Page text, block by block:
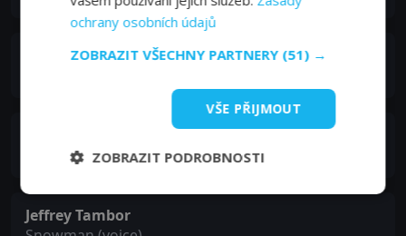
Amara Miller
Trooper Zblocki
Jeffrey Tambor
ochrany osobních údajů
ZOBRAZIT VŠECHNY PARTNERY (51) →
VŠE PŘIJMOUT
ZOBRAZIT PODROBNOSTI